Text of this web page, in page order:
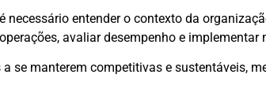
necessário entender o contexto da
avaliar desempenho e
se manterem competitivas e sustentáveis,